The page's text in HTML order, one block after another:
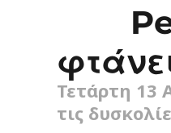
Τετάρτη 13
τις